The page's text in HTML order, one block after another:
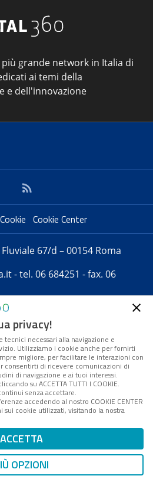
più grande network in Italia di
ai temi della
e dell'innovazione
Cookie Center
67/d – 00154 Roma
- tel. 06 684251 - fax. 06
telematica iscritta
del Tribunale di Roma -
2008 - Direttore resp. Michela
Stentella
soggetta a Direzione e
di Digital360 S.p.A. - FPA s.r.l.
per il sistema di management
n. 10693191008 - R.E.A. Roma
ISP AWS
del sito
privacy!
necessari alla navigazione e
Utilizziamo i cookie anche per fornirti
migliore, per facilitare le interazioni con
consentirti di ricevere comunicazioni di
di navigazione e ai tuoi interessi.
su ACCETTA TUTTI I COOKIE.
senza accettare.
accedendo al nostro COOKIE CENTER
cookie utilizzati, visitando la nostra
ACCETTA
OPZIONI